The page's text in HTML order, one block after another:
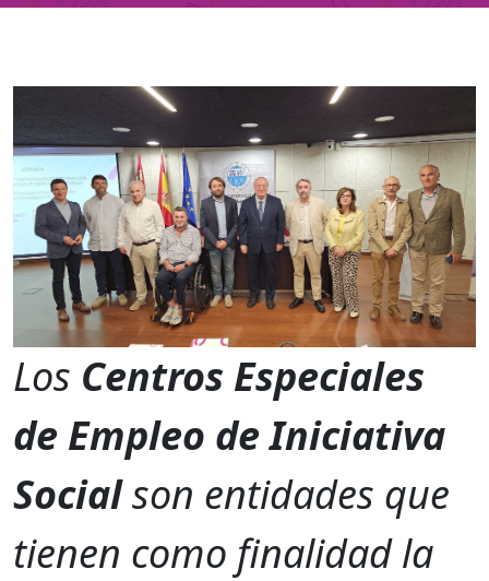
Los Centros Especiales
de Empleo de Iniciativa
Socialson entidades que
tienen como finalidad la